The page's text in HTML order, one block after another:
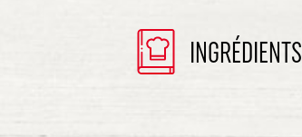
INGRÉDIENTS